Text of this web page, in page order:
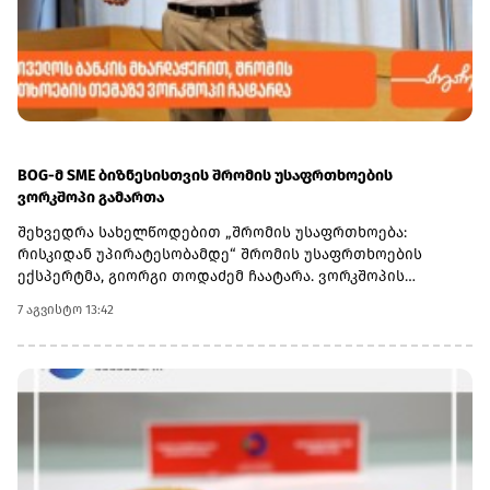
BOG-მ SME ბიზნესისთვის შრომის უსაფრთხოების
ვორკშოპი გამართა
შეხვედრა სახელწოდებით „შრომის უსაფრთხოება:
რისკიდან უპირატესობამდე“ შრომის უსაფრთხოების
ექსპერტმა, გიორგი თოდაძემ ჩაატარა. ვორკშოპის
იმის შესახებ, თუ როგორ იქცევა უსაფრთხოების
სტანდარტების დანერგვა ბიზნესის მდგრადი
რეპუტაციის გაძლიერების ინსტრუმენტად.ღონისძიებაზე
როგორიცაა უსაფრთხოების ეკონომიკა და ინვესტიციის
უკუგება (ROI); როგორ გადაიქცეს უსაფრთხოება ბიზნესის
სტრატეგიულ უპირატესობად; თანამშრომელთა
7 აგვისტო 13:42